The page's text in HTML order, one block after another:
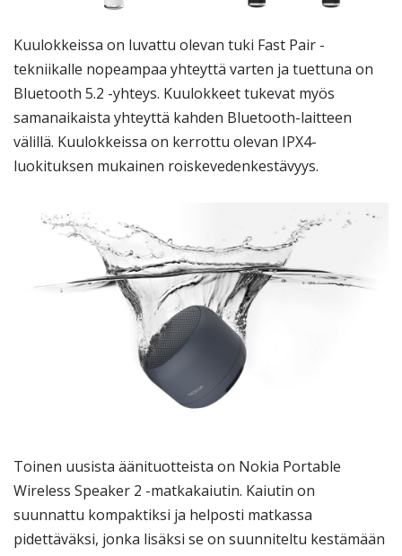
Kuulokkeissa on luvattu olevan tuki Fast Pair -
tekniikalle nopeampaa yhteyttä varten ja tuettuna on
Bluetooth 5.2 -yhteys. Kuulokkeet tukevat myös
samanaikaista yhteyttä kahden Bluetooth-laitteen
välillä. Kuulokkeissa on kerrottu olevan IPX4-
luokituksen mukainen roiskevedenkestävyys.
Toinen uusista äänituotteista on Nokia Portable
Wireless Speaker 2 -matkakaiutin. Kaiutin on
suunnattu kompaktiksi ja helposti matkassa
pidettäväksi, jonka lisäksi se on suunniteltu kestämään